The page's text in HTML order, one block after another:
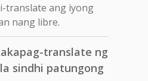
translate ang iyong
nang libre.
translate ng
sindhi patungong